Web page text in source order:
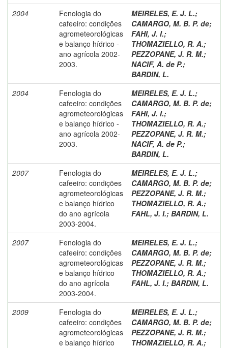
2004
Fenologia do
cafeeiro: condições
agrometeorológicas
e balanço hídrico -
ano agrícola 2002-
2003.
MEIRELES, E. J. L.;
CAMARGO, M. B. P. de;
FAHI, J. I.;
THOMAZIELLO, R. A.;
PEZZOPANE, J. R. M.;
NACIF, A. de P.;
BARDIN, L.
2004
Fenologia do
cafeeiro: condições
agrometeorológicas
e balanço hídrico -
ano agrícola 2002-
2003.
MEIRELES, E. J. L.;
CAMARGO, M. B. P. de;
FAHI, J. I.;
THOMAZIELLO, R. A.;
PEZZOPANE, J. R. M.;
NACIF, A. de P.;
BARDIN, L.
2007
Fenologia do
cafeeiro: condições
agrometeorológicas
e balanço hídrico
do ano agrícola
2003-2004.
MEIRELES, E. J. L.;
CAMARGO, M. B. P. de;
PEZZOPANE, J. R. M.;
THOMAZIELLO, R. A.;
FAHL, J. I.; BARDIN, L.
2007
Fenologia do
cafeeiro: condições
agrometeorológicas
e balanço hídrico
do ano agrícola
2003-2004.
MEIRELES, E. J. L.;
CAMARGO, M. B. P. de;
PEZZOPANE, J. R. M.;
THOMAZIELLO, R. A.;
FAHL, J. I.; BARDIN, L.
2009
Fenologia do
cafeeiro: condições
agrometeorológicas
e balanço hídrico
MEIRELES, E. J. L.;
CAMARGO, M. B. P. de;
PEZZOPANE, J. R. M.;
THOMAZIELLO, R. A.;